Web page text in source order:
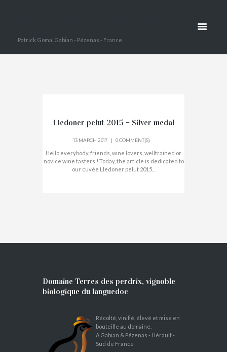
PERDRIX
Patrick Goma, Gabian - Pézenas - France
Lledoner pelut 2015 – Silver medal
13 MARCH 2017 0 COMMENT(S)
Hello everybody, friends, wine lovers, welltrained or
novice wine tasters ! Today, the article is dedicated to
our cuvée Lledoner pelut 2015...
Domaine Terres des perdrix, vignoble
biologique du languedoc
Récolté, vinifié, élevé et mise en
bouteille au domaine.
A Gabian & Pézenas - Hérault -
Sud de France